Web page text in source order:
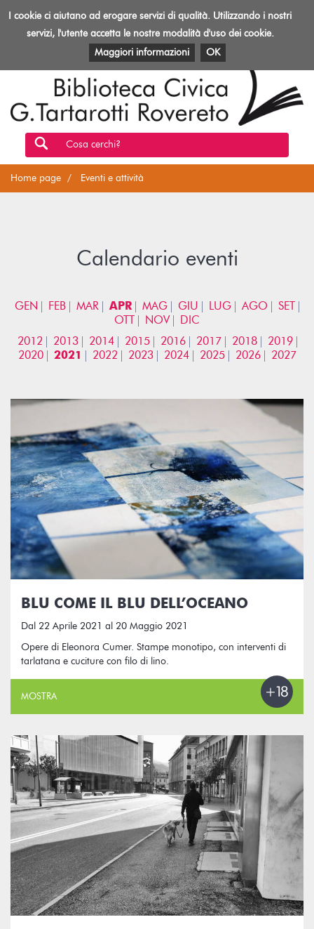
Toggle
Biblioteca
Rovereto
EVENTI E ATTIVITÀ PATRIMONIO E RISORSE
Cosa cerchi?
Home page Eventi e attività
Calendario eventi
GEN FEB MAR APR MAG GIU LUG AGO
SET
OTT
NOV
DIC
2012
2013 2014 2015 2016 2017 2018
2019
2020
2021 2022 2023 2024 2025 2026 2027
BLU COME IL BLU DELL’OCEANO
Dal 22 Aprile 2021 al 20 Maggio 2021
Opere di Eleonora Cumer. Stampe monotipo, con interventi di
tarlatana e cuciture con filo di lino.
MOSTRA
I cookie ci aiutano ad erogare servizi di qualità. Utilizzando i nostri
servizi, l'utente accetta le nostre modalità d'uso dei cookie.
Maggiori informazioni
OK